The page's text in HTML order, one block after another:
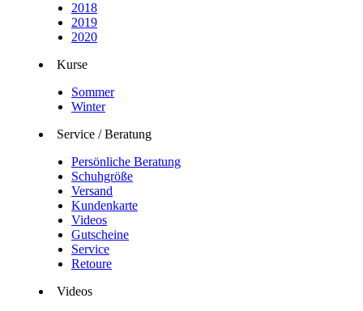
2018
2019
2020
Kurse
Sommer
Winter
Service / Beratung
Persönliche Beratung
Schuhgröße
Versand
Kundenkarte
Videos
Gutscheine
Service
Retoure
Videos